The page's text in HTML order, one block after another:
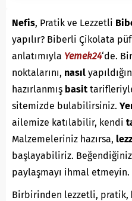
Nefis, Pratik ve Lezzetli
yapılır? Biberli Çikolata
anlatımıyla Yemek24‘de.
noktalarını, nasıl
hazırlanmış basit
sitemizde bulabilirsiniz.
ailemize katılabilir, kendi
Malzemeleriniz hazırsa,
başlayabiliriz.
paylaşmayı ihmal etmeyin.
Birbirinden lezzetli, pratik,